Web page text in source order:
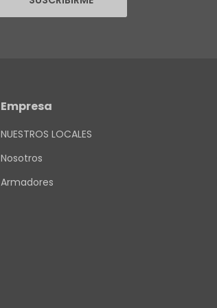
Empresa
NUESTROS LOCALES
Nosotros
Armadores